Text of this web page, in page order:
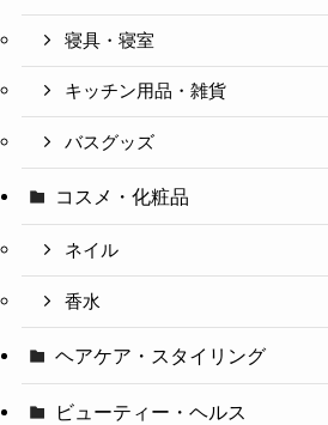
寝具・寝室
キッチン用品・雑貨
バスグッズ
コスメ・化粧品
ネイル
香水
ヘアケア・スタイリング
ビューティー・ヘルス